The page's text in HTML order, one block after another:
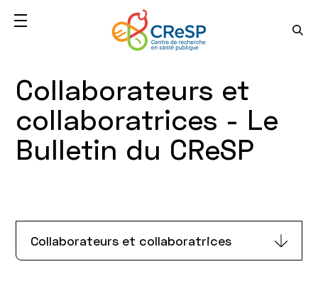
Collaborateurs et
collaboratrices - Le
Bulletin du CReSP
Collaborateurs et collaboratrices